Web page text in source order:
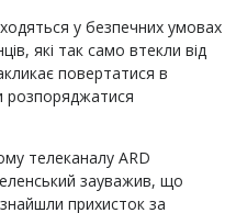
у безпечних умовах
які так само втекли від
повертатися в
розпоряджатися
телеканалу ARD
зауважив, що
знайшли прихисток за